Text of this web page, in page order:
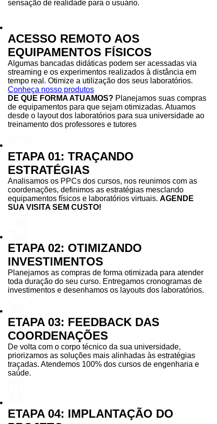
sensação de realidade para o usuário.
ACESSO REMOTO AOS
EQUIPAMENTOS FÍSICOS
Algumas bancadas didáticas podem ser acessadas via
streaming e os experimentos realizados à distância em
tempo real. Otimize a utilização dos seus laboratórios.
Conheça nosso produtos
DE QUE FORMA ATUAMOS? Planejamos suas compras
de equipamentos para que sejam otimizadas. Atuamos
desde o layout dos laboratórios para sua universidade ao
treinamento dos professores e tutores
ETAPA 01: TRAÇANDO
ESTRATÉGIAS
Analisamos os PPCs dos cursos, nos reunimos com as
coordenações, definimos as estratégias mesclando
equipamentos físicos e laboratórios virtuais. AGENDE
SUA VISITA SEM CUSTO!
ETAPA 02: OTIMIZANDO
INVESTIMENTOS
Planejamos as compras de forma otimizada para atender
toda duração do seu curso. Entregamos cronogramas de
investimentos e desenhamos os layouts dos laboratórios.
ETAPA 03: FEEDBACK DAS
COORDENAÇÕES
De volta com o corpo técnico da sua universidade,
priorizamos as soluções mais alinhadas às estratégias
traçadas. Atendemos 100% dos cursos de engenharia e
saúde.
ETAPA 04: IMPLANTAÇÃO DO